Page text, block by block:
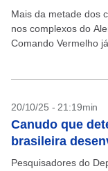
Mais da metade dos
nos complexos do
Comando Vermelho
20/10/25 - 21:19min
Canudo que
brasileira
Pesquisadores do